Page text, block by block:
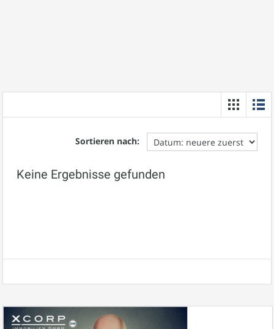
Sortieren nach:
Keine Ergebnisse gefunden